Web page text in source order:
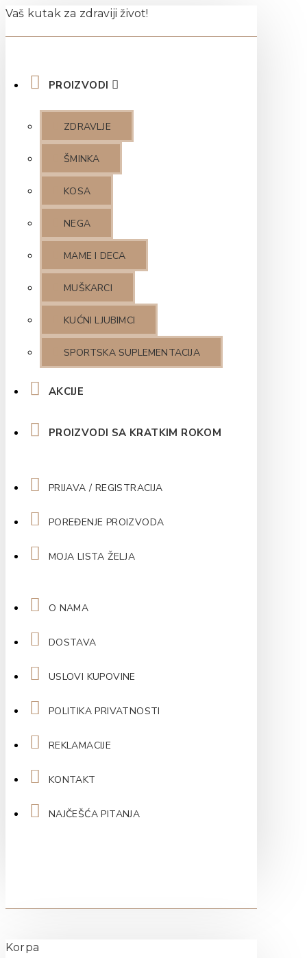
Vaš kutak za zdraviji život!
PROIZVODI
ZDRAVLJE
ŠMINKA
KOSA
NEGA
MAME I DECA
MUŠKARCI
KUĆNI LJUBIMCI
SPORTSKA SUPLEMENTACIJA
AKCIJE
PROIZVODI SA KRATKIM ROKOM
PRIJAVA / REGISTRACIJA
POREĐENJE PROIZVODA
MOJA LISTA ŽELJA
O NAMA
DOSTAVA
USLOVI KUPOVINE
POLITIKA PRIVATNOSTI
REKLAMACIJE
KONTAKT
NAJČEŠĆA PITANJA
Korpa